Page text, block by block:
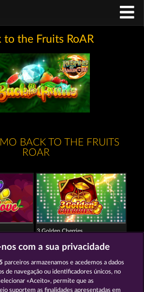
to the Fruits RoAR
BACK TO THE FRUITS
ROAR
3 Golden Cherries
com a sua privacidade
parceiros armazenamos e acedemos a dados
de navegação ou identificadores únicos, no
«Aceito», permite que as
suportem as finalidades apresentadas em